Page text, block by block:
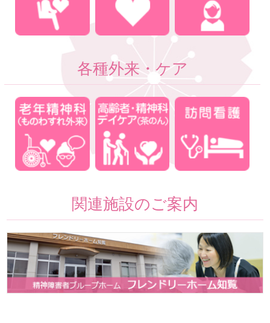
各種外来・ケア
関連施設のご案内